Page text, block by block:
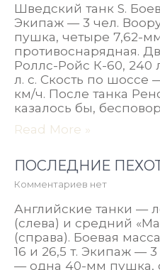
Шведский танк S.
Экипаж — 3 чел.
пушка, четыре 7,62-
противоснарядная.
Роллс-Ройс К-60, 240
л. с. Скость по
км/ч. После танка
казалось бы,
Read More »
ПОСЛЕДНИЕ
Комментариев нет
Английские танки —
(слева) и средний
(справа). Боевая
16 и 26,5 т. Экипаж —
— одна 40-мм пушка,